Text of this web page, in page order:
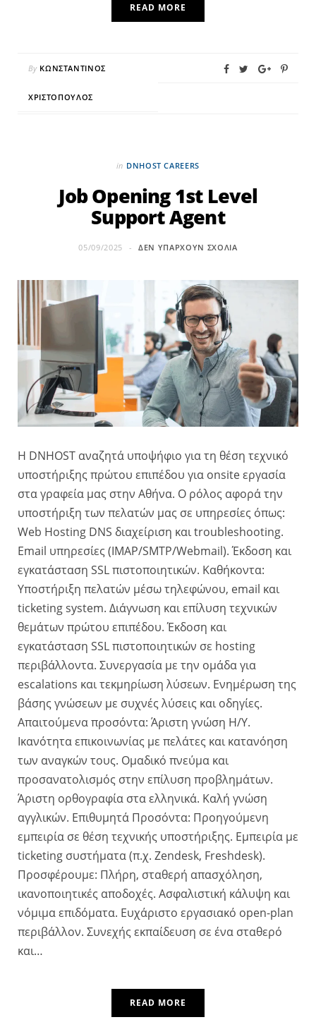
READ MORE
By ΚΩΝΣΤΑΝΤΊΝΟΣ
ΧΡΙΣΤΌΠΟΥΛΟΣ
in DNHOST CAREERS
Job Opening 1st Level
Support Agent
05/09/2025 ΔΕΝ ΥΠΆΡΧΟΥΝ ΣΧΌΛΙΑ
Η DNHOST αναζητά υποψήφιο για τη θέση τεχνικό
υποστήριξης πρώτου επιπέδου για onsite εργασία
στα γραφεία μας στην Αθήνα. Ο ρόλος αφορά την
υποστήριξη των πελατών μας σε υπηρεσίες όπως:
Web Hosting DNS διαχείριση και troubleshooting.
Email υπηρεσίες (IMAP/SMTP/Webmail). Έκδοση και
εγκατάσταση SSL πιστοποιητικών. Καθήκοντα:
Υποστήριξη πελατών μέσω τηλεφώνου, email και
ticketing system. Διάγνωση και επίλυση τεχνικών
θεμάτων πρώτου επιπέδου. Έκδοση και
εγκατάσταση SSL πιστοποιητικών σε hosting
περιβάλλοντα. Συνεργασία με την ομάδα για
escalations και τεκμηρίωση λύσεων. Ενημέρωση της
βάσης γνώσεων με συχνές λύσεις και οδηγίες.
Απαιτούμενα προσόντα: Άριστη γνώση Η/Υ.
Ικανότητα επικοινωνίας με πελάτες και κατανόηση
των αναγκών τους. Ομαδικό πνεύμα και
προσανατολισμός στην επίλυση προβλημάτων.
Άριστη ορθογραφία στα ελληνικά. Καλή γνώση
αγγλικών. Επιθυμητά Προσόντα: Προηγούμενη
εμπειρία σε θέση τεχνικής υποστήριξης. Εμπειρία με
ticketing συστήματα (π.χ. Zendesk, Freshdesk).
Προσφέρουμε: Πλήρη, σταθερή απασχόληση,
ικανοποιητικές αποδοχές. Ασφαλιστική κάλυψη και
νόμιμα επιδόματα. Ευχάριστο εργασιακό open-plan
περιβάλλον. Συνεχής εκπαίδευση σε ένα σταθερό
και…
READ MORE